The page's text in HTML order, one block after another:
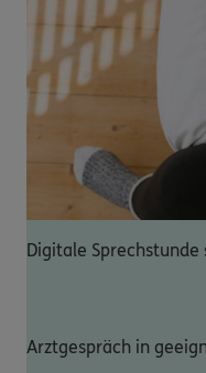
Digitale
Arztgespräch in